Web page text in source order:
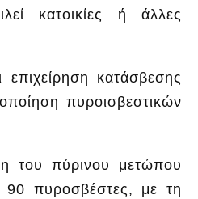
κατοικίες ή άλλες
επιχείρηση κατάσβεσης
πυροισβεστικών
του πύρινου μετώπου
90 πυροσβέστες, με τη